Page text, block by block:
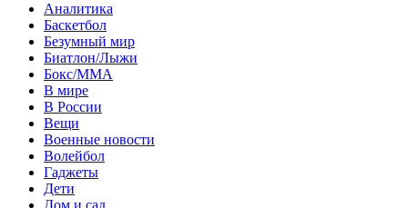
Аналитика
Баскетбол
Безумный мир
Биатлон/Лыжи
Бокс/MMA
В мире
В России
Вещи
Военные новости
Волейбол
Гаджеты
Дети
Дом и сад